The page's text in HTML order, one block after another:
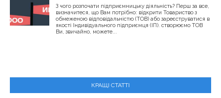
З чого розпочати підприємницьку діяльність? Перш за все,
визначитеся, що Вам потрібно: відкрити Товариство з
обмеженою відповідальністю (ТОВ) або зареєструватися в
якості Індивідуального підприємця (ІП). створюємо ТОВ
Ви, звичайно, можете...
КРАЩІ СТАТТІ